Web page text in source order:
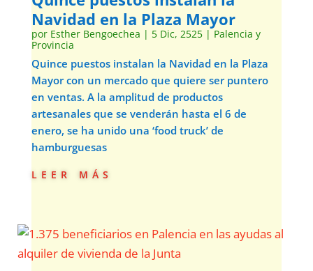
Navidad en la Plaza Mayor
por Esther Bengoechea | 5 Dic, 2525| Palencia y
Provincia
Quince puestos instalan la Navidad en la Plaza
Mayor con un mercado que quiere ser puntero
en ventas. A la amplitud de productos
artesanales que se venderán hasta el 6 de
enero, se ha unido una ‘food truck’ de
hamburguesas
leer más